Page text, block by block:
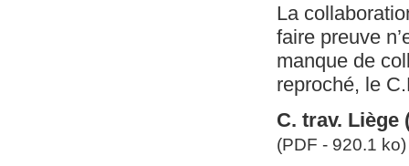
La
faire preuve
manque de
reproché, le
C. trav. Liège
(PDF - 920.1 ko)